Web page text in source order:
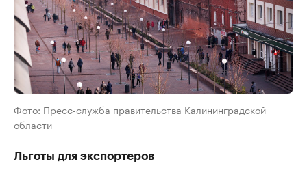
Фото: Пресс-служба правительства Калининградской
области
Льготы для экспортеров